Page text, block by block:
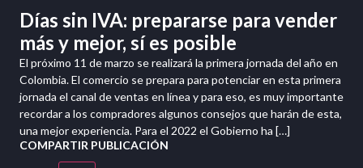
Días sin IVA: prepararse para vender
más y mejor, sí es posible
El próximo 11 de marzo se realizará la primera jornada del año en
Colombia. El comercio se prepara para potenciar en esta primera
jornada el canal de ventas en línea y para eso, es muy importante
recordar a los compradores algunos consejos que harán de esta,
una mejor experiencia. Para el 2022 el Gobierno ha […]
COMPARTIR PUBLICACIÓN